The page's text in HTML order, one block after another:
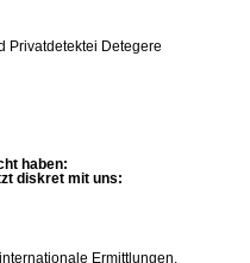
haben:
diskret mit uns:
Ermittlungen.